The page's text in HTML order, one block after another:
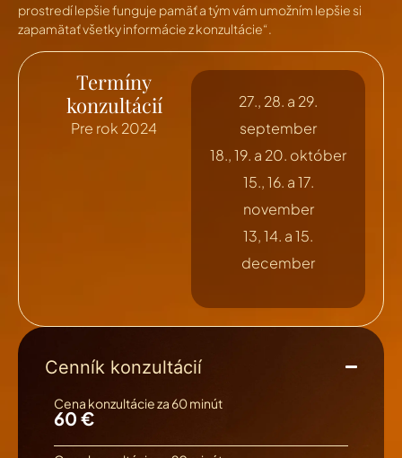
prostredí lepšie funguje pamäť a tým vám umožním lepšie si
zapamätať všetky informácie z konzultácie“.
Termíny
konzultácií
Pre rok 2024
27., 28. a 29.
september
18., 19. a 20. október
15., 16. a 17.
november
13, 14. a 15.
december
Cenník konzultácií
Cena konzultácie za 60 minút
60 €